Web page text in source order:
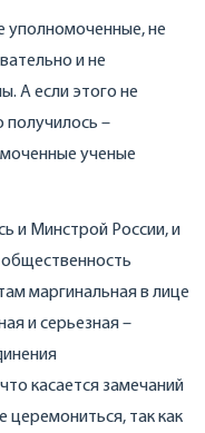
уполномоченные, не
и не
А если этого не
получилось –
ученые
и Минстрой России, и
маргинальная в лице
и серьезная –
касается замечаний
так как